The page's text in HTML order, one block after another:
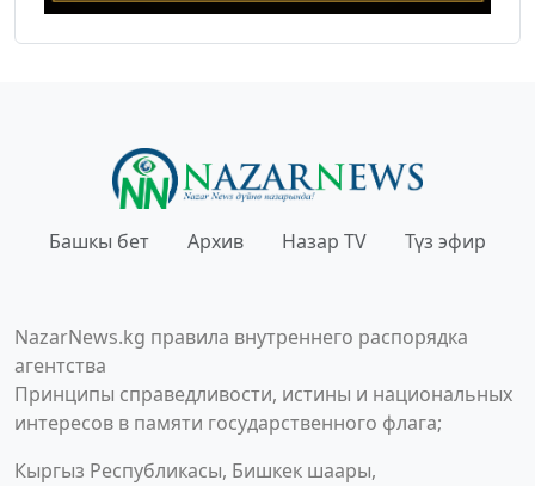
Башкы бет Архив Назар TV Түз эфир
NazarNews.kg правила внутреннего распорядка
агентства
Принципы справедливости, истины и национальных
интересов в памяти государственного флага;
Кыргыз Республикасы, Бишкек шаары,